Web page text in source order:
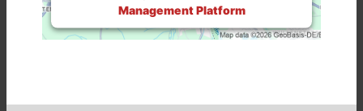
Management Platform